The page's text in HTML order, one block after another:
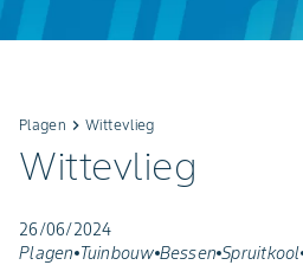
Plagen keyboard_arrow_rightWittevlieg
Wittevlieg
26/06/2024
Plagen Tuinbouw Bessen Spruitkool